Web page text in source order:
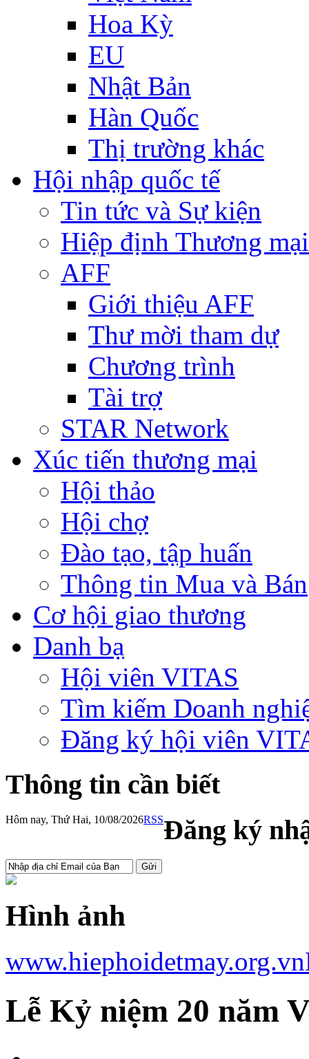
Hoa Kỳ
EU
Nhật Bản
Hàn Quốc
Thị trường khác
Hội nhập quốc tế
Tin tức và Sự kiện
Hiệp định Thương
AFF
Giới thiệu AFF
Thư mời tham dự
Chương trình
Tài trợ
STAR Network
Xúc tiến thương mại
Hội thảo
Hội chợ
Đào tạo, tập huấn
Thông tin Mua và Bán
Cơ hội giao thương
Danh bạ
Hội viên VITAS
Tìm kiếm Doanh
Đăng ký hội viên
Thông tin cần biết
Hôm nay, Thứ Hai, 10/08/2026RSSĐăng ký
Hình ảnh
www.hiephoidetmay.org.vn
Lễ Kỷ niệm 20 năm